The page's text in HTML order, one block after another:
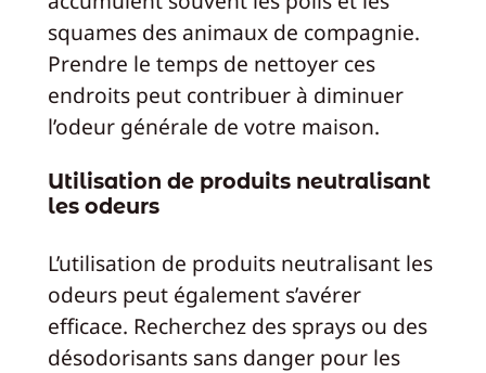
squames des animaux de compagnie.
Prendre le temps de nettoyer ces
endroits peut contribuer à diminuer
l’odeur générale de votre maison.
Utilisation de produits neutralisant
les odeurs
L’utilisation de produits neutralisant les
odeurs peut également s’avérer
efficace. Recherchez des sprays ou des
désodorisants sans danger pour les